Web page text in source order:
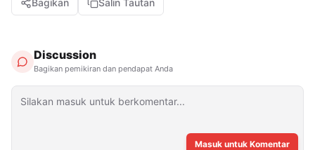
Discussion
Bagikan pemikiran dan pendapat Anda
Masuk untuk Komentar